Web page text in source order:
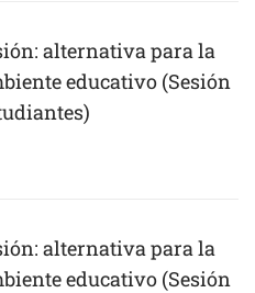
alternativa para la
educativo (Sesión
alternativa para la
educativo (Sesión